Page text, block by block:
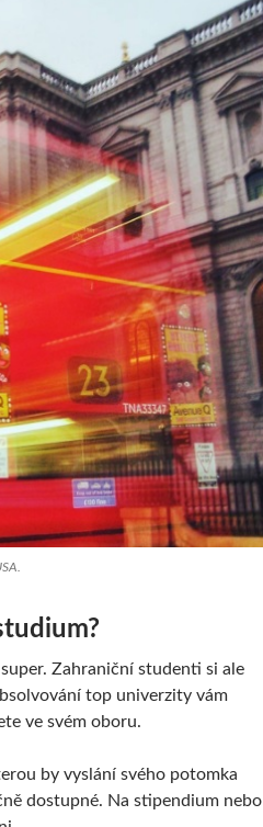
Zahraniční studenti si ale
top univerzity vám
ve svém oboru.
by vyslání svého potomka
dostupné. Na stipendium nebo